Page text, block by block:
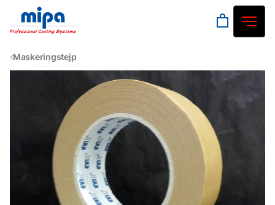
Maskeringstejp